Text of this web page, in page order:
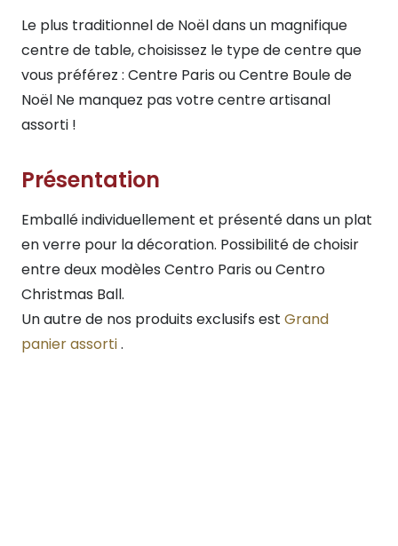
Le plus traditionnel de Noël dans un magnifique
centre de table, choisissez le type de centre que
vous préférez : Centre Paris ou Centre Boule de
Noël Ne manquez pas votre centre artisanal
assorti !
Présentation
Emballé individuellement et présenté dans un plat
en verre pour la décoration. Possibilité de choisir
entre deux modèles Centro Paris ou Centro
Christmas Ball.
Un autre de nos produits exclusifs est Grand
panier assorti.